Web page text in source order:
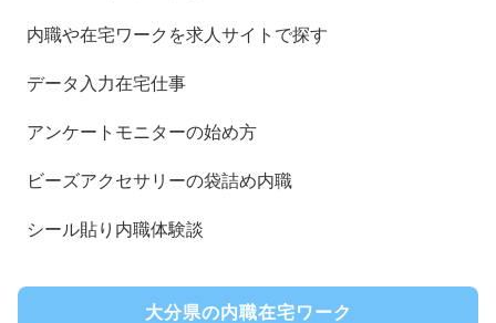
内職や在宅ワークを求人サイトで探す
データ入力在宅仕事
アンケートモニターの始め方
ビーズアクセサリーの袋詰め内職
シール貼り内職体験談
大分県の内職在宅ワーク